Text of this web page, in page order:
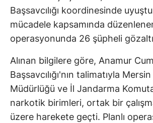
Başsavcılığı koordinesinde
mücadele kapsamında
operasyonunda 26 şüpheli
Alınan bilgilere göre, Anamur
Başsavcılığı'nın talimatıyla
Müdürlüğü ve İl Jandarma
narkotik birimleri, ortak bir
üzere harekete geçti. Planlı